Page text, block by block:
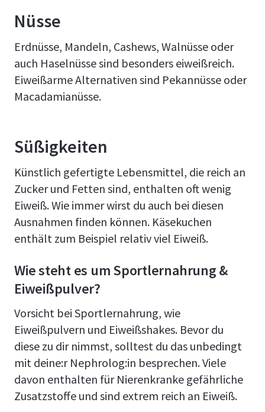
Nüsse
Erdnüsse, Mandeln, Cashews, Walnüsse oder
auch Haselnüsse sind besonders eiweißreich.
Eiweißarme Alternativen sind Pekannüsse oder
Macadamianüsse.
Süßigkeiten
Künstlich gefertigte Lebensmittel, die reich an
Zucker und Fetten sind, enthalten oft wenig
Eiweiß. Wie immer wirst du auch bei diesen
Ausnahmen finden können. Käsekuchen
enthält zum Beispiel relativ viel Eiweiß.
Wie steht es um Sportlernahrung &
Eiweißpulver?
Vorsicht bei Sportlernahrung, wie
Eiweißpulvern und Eiweißshakes. Bevor du
diese zu dir nimmst, solltest du das unbedingt
mit deine:r Nephrolog:in besprechen. Viele
davon enthalten für Nierenkranke gefährliche
Zusatzstoffe und sind extrem reich an Eiweiß.